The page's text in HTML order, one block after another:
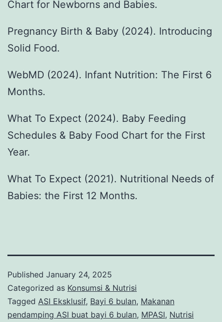
Chart for Newborns and Babies.
Pregnancy Birth & Baby (2024). Introducing
Solid Food.
WebMD (2024). Infant Nutrition: The First 6
Months.
What To Expect (2024). Baby Feeding
Schedules & Baby Food Chart for the First
Year.
What To Expect (2021). Nutritional Needs of
Babies: the First 12 Months.
Published January 24, 2025
Categorized as Konsumsi & Nutrisi
Tagged ASI Eksklusif, Bayi 6 bulan, Makanan
pendamping ASI buat bayi 6 bulan, MPASI, Nutrisi